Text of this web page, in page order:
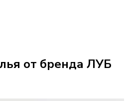
от бренда ЛУБ